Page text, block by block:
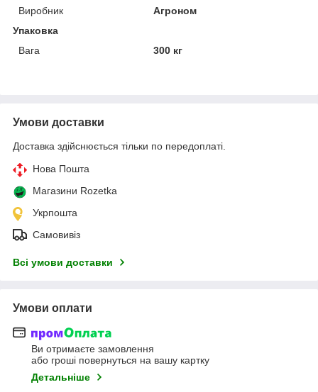
Виробник
Агроном
Упаковка
Вага
300 кг
Умови доставки
Доставка здійснюється тільки по передоплаті.
Нова Пошта
Магазини Rozetka
Укрпошта
Самовивіз
Всі умови доставки
Умови оплати
Ви отримаєте замовлення
або гроші повернуться на вашу картку
Детальніше